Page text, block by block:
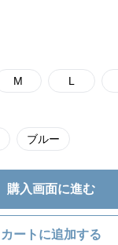
M L
ブルー
購入画面に進む
カートに追加する